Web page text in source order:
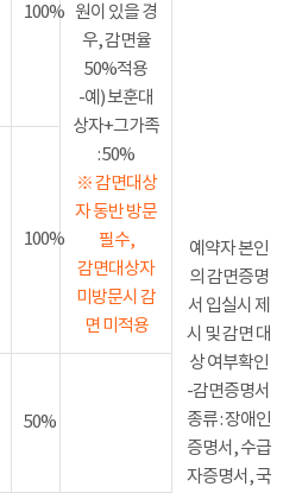
100% 원이 있을 경
우, 감면율
50%적용
-예) 보훈대
상자+그가족
: 50%
※ 감면대상
자 동반 방문
필수,
감면대상자
미방문시 감
면 미적용
예약자 본인
의 감면증명
서 입실시 제
시 및 감면 대
상 여부확인
-감면증명서
종류 : 장애인
증명서, 수급
자증명서, 국
100%
50%